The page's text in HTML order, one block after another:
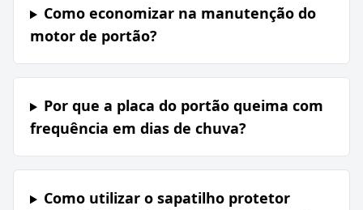
Como economizar na manutenção do
motor de portão?
Por que a placa do portão queima com
frequência em dias de chuva?
Como utilizar o sapatilho protetor